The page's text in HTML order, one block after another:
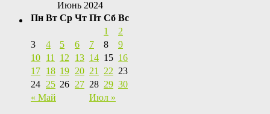
Июнь 2024
Пн Вт Ср Чт Пт Сб Вс
« Май Июл »
1
2
3
4 5 6 7 8
9
10 11 12 13 14 15 16
17 18 19 20 21 22 23
24 25 26 27 28 29 30